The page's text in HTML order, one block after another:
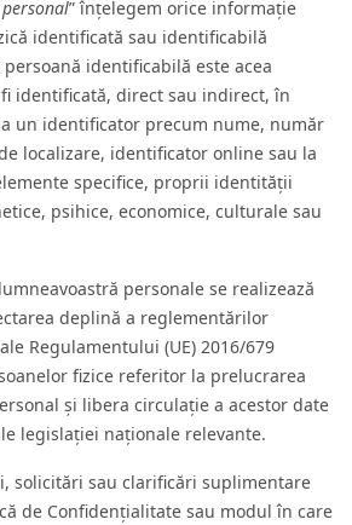
” înțelegem orice informație
identificată sau identificabilă
persoană identificabilă este acea
identificată, direct sau indirect, în
un identificator precum nume, număr
localizare, identificator online sau la
specifice, proprii identității
psihice, economice, culturale sau
personale se realizează
deplină a reglementărilor
Regulamentului (UE) 2016/679
fizice referitor la prelucrarea
și libera circulație a acestor date
legislației naționale relevante.
solicitări sau clarificări suplimentare
de Confidențialitate sau modul în care